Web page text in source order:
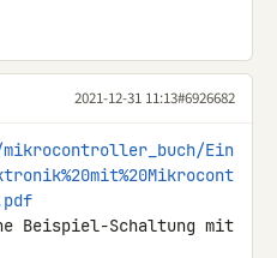
2021-12-31 11:13#6926682
Ein
Beispiel-Schaltung mit